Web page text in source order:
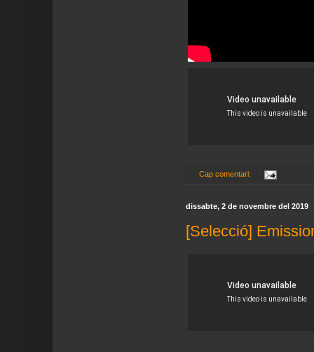
Cap comentari:
dissabte, 2 de novembre del 2019
[Selecció]